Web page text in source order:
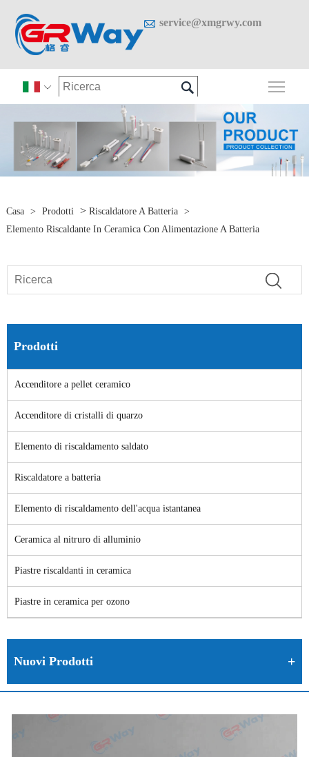
 service@xmgrwy.com
 
Casa > Prodotti > Riscaldatore A Batteria
>
Elemento Riscaldante In Ceramica Con Alimentazione A Batteria
Prodotti
Accenditore a pellet ceramico
Accenditore di cristalli di quarzo
Elemento di riscaldamento saldato
Riscaldatore a batteria
Elemento di riscaldamento dell'acqua istantanea
Ceramica al nitruro di alluminio
Piastre riscaldanti in ceramica
Piastre in ceramica per ozono
Nuovi Prodotti